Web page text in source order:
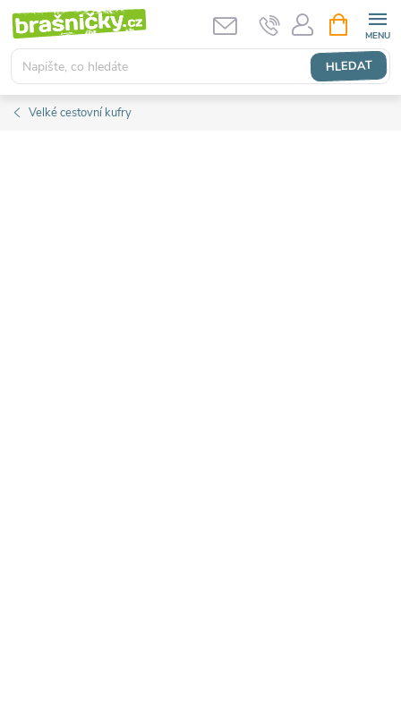
Přejít
obsah
HLEDAT
NÁKUPNÍ
KOŠÍK
Velké cestovní kufry